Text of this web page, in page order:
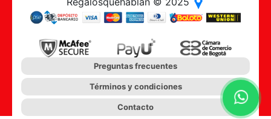
Preguntas frecuentes
Términos y condiciones
Contacto